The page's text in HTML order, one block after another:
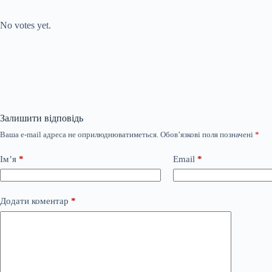
No votes yet.
Залишити відповідь
Ваша e-mail адреса не оприлюднюватиметься. Обов’язкові поля позначені *
Ім’я * Email *
Додати коментар *